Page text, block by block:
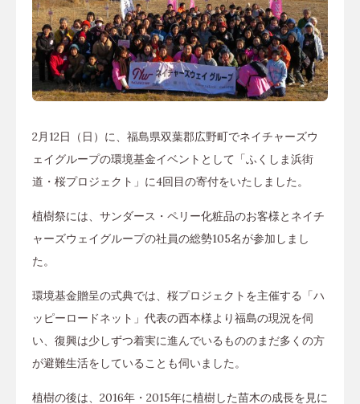
2月12日（日）に、福島県双葉郡広野町でネイチャーズウ
ェイグループの環境基金イベントとして「ふくしま浜街
道・桜プロジェクト」に4回目の寄付をいたしました。
植樹祭には、サンダース・ペリー化粧品のお客様とネイチ
ャーズウェイグループの社員の総勢105名が参加しまし
た。
環境基金贈呈の式典では、桜プロジェクトを主催する「ハ
ッピーロードネット」代表の西本様より福島の現況を伺
い、復興は少しずつ着実に進んでいるもののまだ多くの方
が避難生活をしていることも伺いました。
植樹の後は、2016年・2015年に植樹した苗木の成長を見に